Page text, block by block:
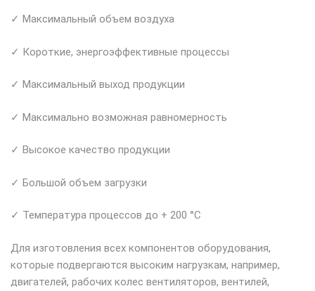
✓ Максимальный объем воздуха
✓ Короткие, энергоэффективные процессы
✓ Максимальный выход продукции
✓ Максимально возможная равномерность
✓ Высокое качество продукции
✓ Большой объем загрузки
✓ Температура процессов до + 200 °C
Для изготовления всех компонентов оборудования,
которые подвергаются высоким нагрузкам, например,
двигателей, рабочих колес вентиляторов, вентилей,